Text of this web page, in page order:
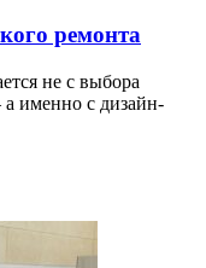
ремонта
не с выбора
именно с дизайн-